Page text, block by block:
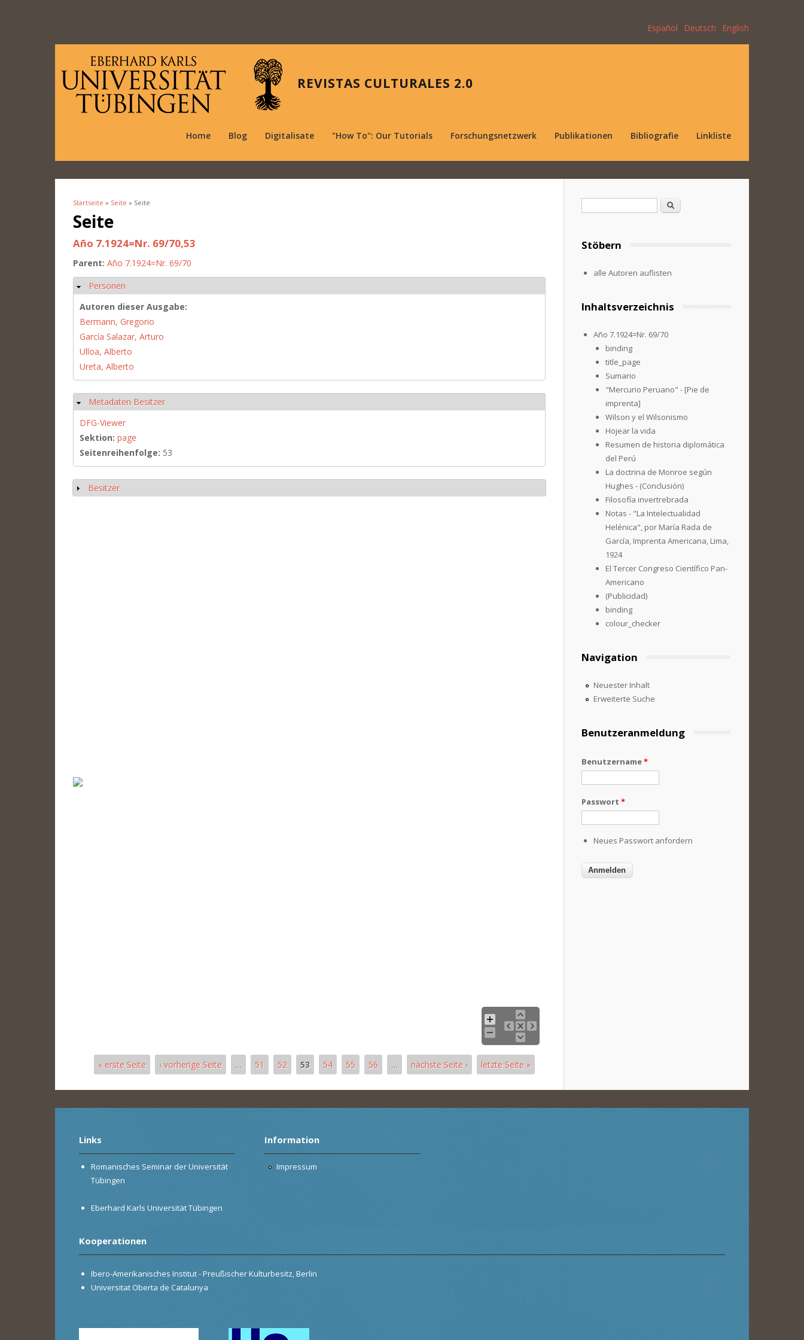
Español Deutsch English
REVISTAS CULTURALES 2.0
Home Blog Digitalisate "How To": Our Tutorials Forschungsnetzwerk Publikationen Bibliografie Linkliste
Sie sind hier
Startseite » Seite » Seite
Seite
Año 7.1924=Nr. 69/70,53
Parent: Año 7.1924=Nr. 69/70
Ausblenden
Personen
Autoren dieser Ausgabe:
Bermann, Gregorio
García Salazar, Arturo
Ulloa, Alberto
Ureta, Alberto
Ausblenden
Metadaten Besitzer
DFG-Viewer
Sektion: page
Seitenreihenfolge: 53
Anzeigen
Besitzer
« erste Seite ‹ vorherige Seite … 51 52 53 54 55 56 … nächste Seite › letzte Seite »
Suche
Stöbern
alle Autoren auflisten
Inhaltsverzeichnis
Año 7.1924=Nr. 69/70
binding
title_page
Sumario
"Mercurio Peruano" - [Pie de
imprenta]
Wilson y el Wilsonismo
Hojear la vida
Resumen de historia diplomática
del Perú
La doctrina de Monroe según
Hughes - (Conclusión)
Filosofía invertrebrada
Notas - "La Intelectualidad
Helénica", por María Rada de
García, Imprenta Americana, Lima,
1924
El Tercer Congreso Científico Pan-
Americano
(Publicidad)
binding
colour_checker
Navigation
Neuester Inhalt
Erweiterte Suche
Benutzeranmeldung
Benutzername*
Passwort *
Neues Passwort anfordern
Links
Romanisches Seminar der Universität
Tübingen
Eberhard Karls Universität Tübingen
Information
Impressum
Kooperationen
Ibero-Amerikanisches Institut - Preußischer Kulturbesitz, Berlin
Universitat Oberta de Catalunya